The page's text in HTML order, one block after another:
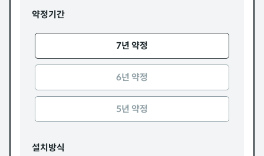
약정기간
7년 약정
6년 약정
5년 약정
설치방식